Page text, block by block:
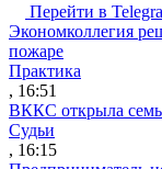
Перейти в
Экономколлегия
пожаре
Практика
, 16:51
ВККС открыла
Судьи
, 16:15